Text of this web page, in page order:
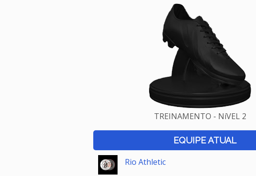
TREINAMENTO - NíVEL 2
EQUIPE ATUAL
Rio Athletic